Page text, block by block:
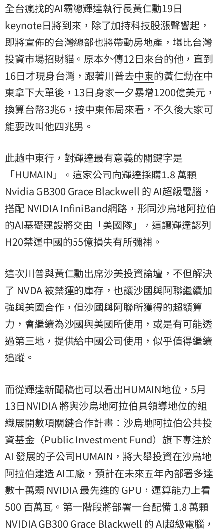
全台瘋找的AI霸總輝達執行長黃仁勳19日
keynote日將到來，除了加持科技股漲聲響起，
即將宣佈的台灣總部也將帶動房地產，堪比台灣
投資市場招財貓。原本外傳12日來台的他，直到
16日才現身台灣，跟著川普去中東的黃仁勳在中
東拿下大單後，13日身家一夕暴增1200億美元，
換算台幣3兆6，按中東佈局來看，不久後大家可
能要改叫他四兆男。
此趟中東行，對輝達最有意義的關鍵字是
「HUMAIN」。這家公司向輝達採購1.8 萬顆
Nvidia GB300 Grace Blackwell 的 AI超級電腦，
搭配 NVIDIA InfiniBand網路，形同沙烏地阿拉伯
的AI基礎建設將交由「美國隊」，這讓輝達認列
H20禁運中國的55億損失有所彌補。
這次川普與黃仁勳出席沙美投資論壇，不但解決
了 NVDA 被禁運的庫存，也讓沙國與阿聯繼續加
強與美國合作，但沙國與阿聯所獲得的超額算
力，會繼續為沙國與美國所使用，或是有可能透
過第三地，提供給中國公司使用，似乎值得繼續
追蹤。
而從輝達新聞稿也可以看出HUMAIN地位，5月
13日NVIDIA 將與沙烏地阿拉伯具領導地位的組
織展開數項關鍵合作計畫：沙烏地阿拉伯公共投
資基金（Public Investment Fund）旗下專注於
AI 發展的子公司HUMAIN，將大舉投資在沙烏地
阿拉伯建造 AI工廠，預計在未來五年內部署多達
數十萬顆 NVIDIA 最先進的 GPU，運算能力上看
500 百萬瓦。第一階段將部署一台配備 1.8 萬顆
NVIDIA GB300 Grace Blackwell 的 AI超級電腦，